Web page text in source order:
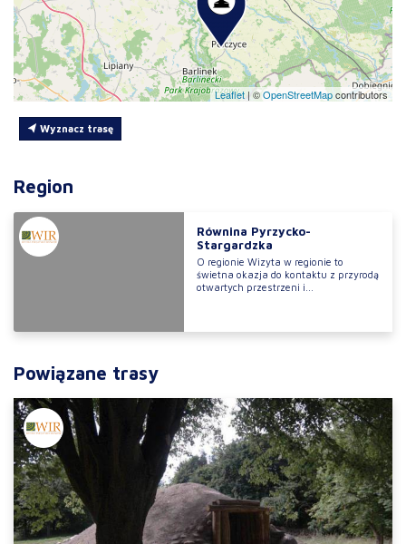
Leaflet | ©OpenStreetMapcontributors
Wyznacz trasę
Region
Równina Pyrzycko-
Stargardzka
O regionie Wizyta w regionie to
świetna okazja do kontaktu z przyrodą
otwartych przestrzeni i...
Powiązane trasy